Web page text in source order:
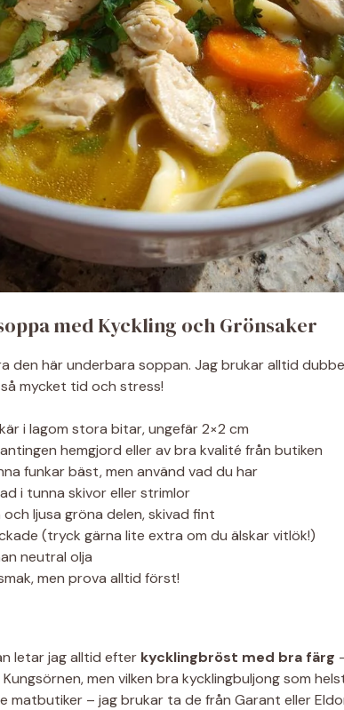
med Kyckling och Grönsaker
den här underbara soppan. Jag brukar alltid
mycket tid och stress!
i lagom stora bitar, ungefär 2×2 cm
hemgjord eller av bra kvalité från butiken
funkar bäst, men använd vad du har
i tunna skivor eller strimlor
ljusa gröna delen, skivad fint
(tryck gärna lite extra om du älskar vitlök!)
neutral olja
men prova alltid först!
letar jag alltid efter kycklingbröst med bra färg
men vilken bra kycklingbuljong som
matbutiker – jag brukar ta de från Garant eller